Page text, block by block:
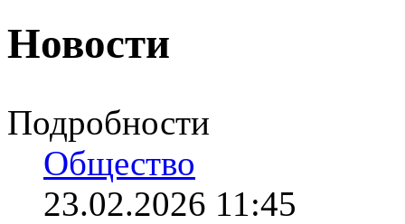
Новости
Подробности
Общество
23.02.2026 11:45